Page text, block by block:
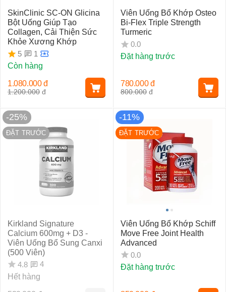
SkinClinic SC-ON Glicina
Bột Uống Giúp Tạo
Collagen, Cải Thiện Sức
Khỏe Xương Khớp
5
1
Còn hàng
1.200.000 đ
1.080.000 đ
Viên Uống Bổ Khớp Osteo
Bi-Flex Triple Strength
Turmeric
0.0
Đặt hàng trước
800.000 đ
780.000 đ
-25%
ĐẶT TRƯỚC
Kirkland Signature
Calcium 600mg + D3 -
Viên Uống Bổ Sung Canxi
(500 Viên)
4.8
4
Hết hàng
-11%
ĐẶT TRƯỚC
Viên Uống Bổ Khớp Schiff
Move Free Joint Health
Advanced
0.0
Đặt hàng trước